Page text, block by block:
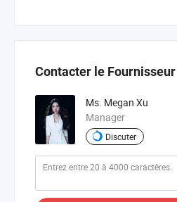
Contacter le Fournisseur
Ms. Megan Xu
Manager
Discuter